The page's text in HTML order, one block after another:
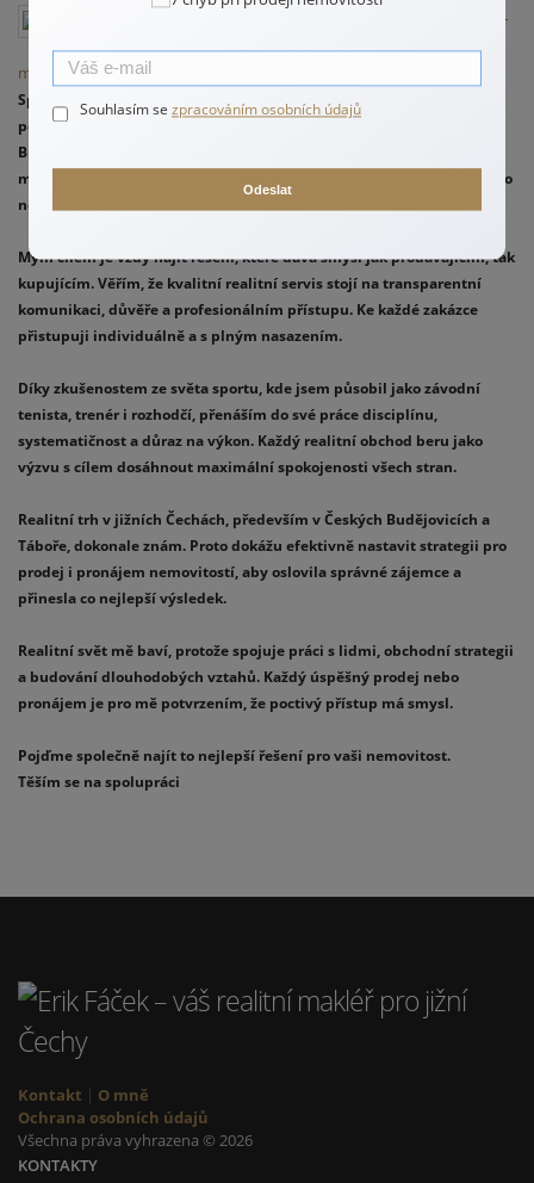
Erik Fáček –
makléř pro jižní Čechy
Specializuji se na prodej a pronájem bytů, rodinných domů a
pozemků především v Jihočeském kraji, zejména v Českých
Budějovicích, Táboře a jejich okolí. Každou nemovitost připravuji s
maximální pečlivostí a prezentuji ji tak, aby zaujala a prodala se za co
nejlepší cenu.
Mým cílem je vždy najít řešení, které dává smysl jak prodávajícím, tak
kupujícím. Věřím, že kvalitní realitní servis stojí na transparentní
komunikaci, důvěře a profesionálním přístupu. Ke každé zakázce
přistupuji individuálně a s plným nasazením.
Díky zkušenostem ze světa sportu, kde jsem působil jako závodní
tenista, trenér i rozhodčí, přenáším do své práce disciplínu,
systematičnost a důraz na výkon. Každý realitní obchod beru jako
výzvu s cílem dosáhnout maximální spokojenosti všech stran.
Realitní trh v jižních Čechách, především v Českých Budějovicích a
Táboře, dokonale znám. Proto dokážu efektivně nastavit strategii pro
prodej i pronájem nemovitostí, aby oslovila správné zájemce a
přinesla co nejlepší výsledek.
Realitní svět mě baví, protože spojuje práci s lidmi, obchodní strategii
a budování dlouhodobých vztahů. Každý úspěšný prodej nebo
pronájem je pro mě potvrzením, že poctivý přístup má smysl.
Pojďme společně najít to nejlepší řešení pro vaši nemovitost.
Těším se na spolupráci
Kontakt | O mně
Ochrana osobních údajů
Všechna práva vyhrazena © 2026
KONTAKTY
Souhlasím se zpracováním osobních údajů
Odeslat